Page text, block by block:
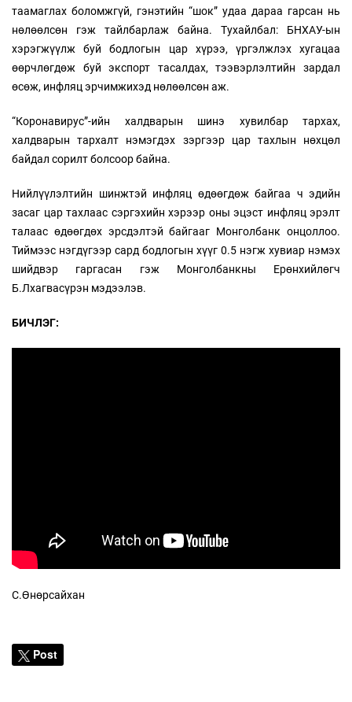
таамаглах боломжгүй, гэнэтийн “шок” удаа дараа гарсан нь
нөлөөлсөн гэж тайлбарлаж байна. Тухайлбал: БНХАУ-ын
хэрэгжүүлж буй бодлогын цар хүрээ, үргэлжлэх хугацаа
өөрчлөгдөж буй экспорт тасалдах, тээвэрлэлтийн зардал
өсөж, инфляц эрчимжихэд нөлөөлсөн аж.
“Коронавирус”-ийн халдварын шинэ хувилбар тархах,
халдварын тархалт нэмэгдэх зэргээр цар тахлын нөхцөл
байдал сорилт болсоор байна.
Нийлүүлэлтийн шинжтэй инфляц өдөөгдөж байгаа ч эдийн
засаг цар тахлаас сэргэхийн хэрээр оны эцэст инфляц эрэлт
талаас өдөөгдөх эрсдэлтэй байгааг Монголбанк онцоллоо.
Тиймээс нэгдүгээр сард бодлогын хүүг 0.5 нэгж хувиар нэмэх
шийдвэр гаргасан гэж Монголбанкны Ерөнхийлөгч
Б.Лхагвасүрэн мэдээлэв.
БИЧЛЭГ:
С.Өнөрсайхан
Post